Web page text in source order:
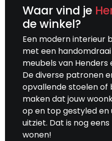
Waar vind je
de winkel?
Een modern interieur
met een
meubels van Henders
De diverse patronen
opvallende stoelen of
maken dat jouw
op en top gestyled en
uitziet. Dat is nog
wonen!